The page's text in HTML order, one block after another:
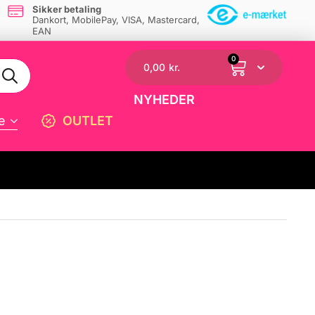
Sikker betaling
Dankort, MobilePay, VISA, Mastercard,
EAN
OUTLET
0,00 kr.
0
NYHEDER